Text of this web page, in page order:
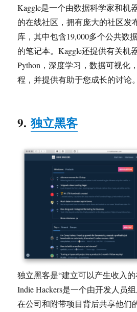
Kaggle是一个由数据科学家和机
的在线社区，拥有庞大的社区发
库，其中包含19,000多个公共数
的笔记本。Kaggle还提供有关机
Python，深度学习，数据可视化
程，并提供有助于您成长的讨论。
9.独立黑客
独立黑客是“建立可以产生收入的
Indie Hackers是一个由开发人员
在公司和附带项目背后共享他们